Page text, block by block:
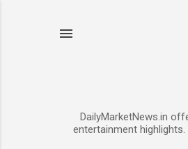
DailyMarketNews.in
entertainment